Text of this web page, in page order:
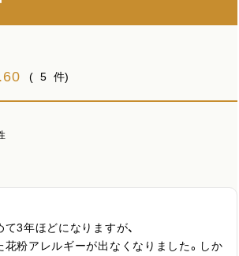
5
3年ほどになりますが、
粉アレルギーが出なくなりました。しか